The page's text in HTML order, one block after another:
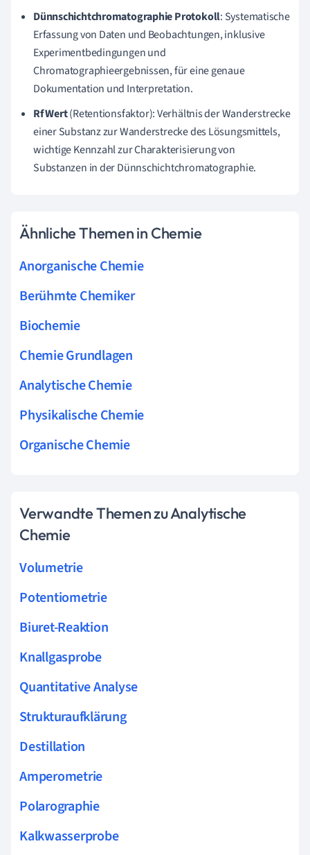
Dünnschichtchromatographie Protokoll: Systematische
Erfassung von Daten und Beobachtungen, inklusive
Experimentbedingungen und
Chromatographieergebnissen, für eine genaue
Dokumentation und Interpretation.
Rf Wert(Retentionsfaktor): Verhältnis der Wanderstrecke
einer Substanz zur Wanderstrecke des Lösungsmittels,
wichtige Kennzahl zur Charakterisierung von
Substanzen in der Dünnschichtchromatographie.
Ähnliche Themen in Chemie
Anorganische Chemie
Berühmte Chemiker
Biochemie
Chemie Grundlagen
Analytische Chemie
Physikalische Chemie
Organische Chemie
Verwandte Themen zu Analytische
Chemie
Volumetrie
Potentiometrie
Biuret-Reaktion
Knallgasprobe
Quantitative Analyse
Strukturaufklärung
Destillation
Amperometrie
Polarographie
Kalkwasserprobe